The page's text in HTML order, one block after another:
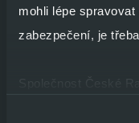
mohli lépe
zabezpečení, je
Identifikace